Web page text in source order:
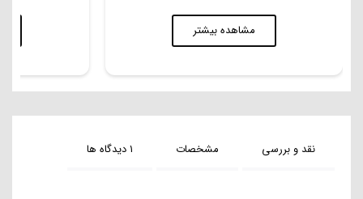
مشاهده بیشتر
نقد و بررسی مشخصات ۱ دیدگاه ها